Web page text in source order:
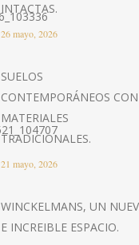
INTACTAS.
26 mayo, 2026
SUELOS
CONTEMPORÁNEOS CON
MATERIALES
TRADICIONALES.
21 mayo, 2026
WINCKELMANS, UN
E INCREIBLE ESPACIO.